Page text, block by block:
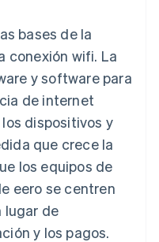
Compras de
criptomoneda
integrables
y ocio
bases de la
conexión wifi. La
y software para
de internet
dispositivos y
que crece la
los equipos de
eero se centren
lugar de
y los pagos.